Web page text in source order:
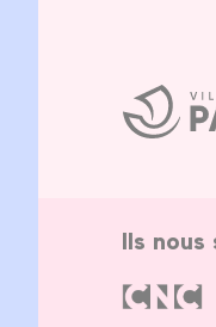
Ville
de
Paris
Ils nous